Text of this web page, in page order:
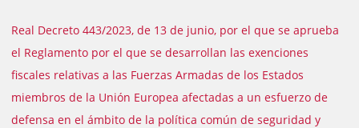
Real Decreto 443/2023, de 13 de junio, por el que se aprueba
el Reglamento por el que se desarrollan las exenciones
fiscales relativas a las Fuerzas Armadas de los Estados
miembros de la Unión Europea afectadas a un esfuerzo de
defensa en el ámbito de la política común de seguridad y